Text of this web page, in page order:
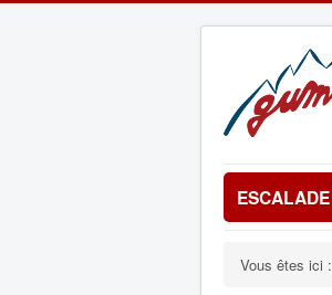
ESCALADE
Vous êtes ici :